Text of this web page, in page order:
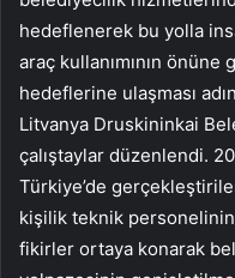
hedeflenerek bu yolla
araç kullanımının
hedeflerine ulaşması
Litvanya Druskininkai
çalıştaylar düzenlendi.
Türkiye’de
kişilik teknik personelinin
fikirler ortaya konarak